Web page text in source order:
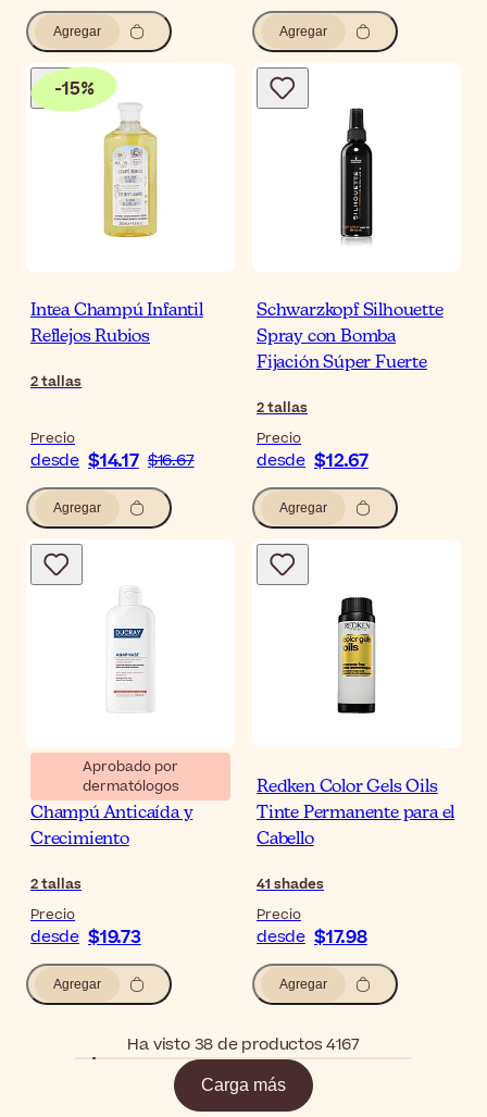
Agregar Agregar
-15%
Intea Champú Infantil
Reflejos Rubios
2tallas
Precio
desde $14.17 $16.67
Agregar
Schwarzkopf Silhouette
Spray con Bomba
Fijación Súper Fuerte
2tallas
Precio
desde $12.67
Agregar
Aprobado por
dermatólogos
Ducray Anaphase
Champú Anticaída y
Crecimiento
2tallas
Precio
desde $19.73
Agregar
Redken Color Gels Oils
Tinte Permanente para el
Cabello
41 shades
Precio
desde $17.98
Agregar
Ha visto 38 de productos 4167
Carga más